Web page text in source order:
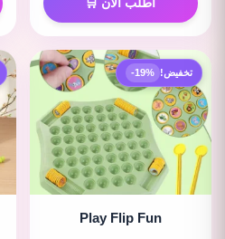
تخفيض! -19%
Play Flip Fun